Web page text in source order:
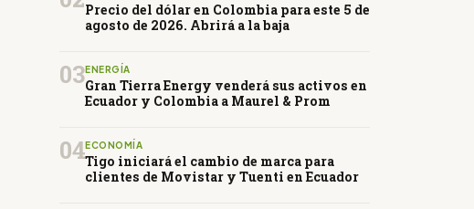
Precio del dólar en Colombia para este 5 de
agosto de 2026. Abrirá a la baja
03ENERGÍA
Gran Tierra Energy venderá sus activos en
Ecuador y Colombia a Maurel & Prom
04ECONOMÍA
Tigo iniciará el cambio de marca para
clientes de Movistar y Tuenti en Ecuador